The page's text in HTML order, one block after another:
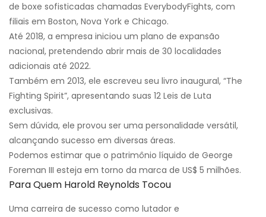
de boxe sofisticadas chamadas EverybodyFights, com
filiais em Boston, Nova York e Chicago.
Até 2018, a empresa iniciou um plano de expansão
nacional, pretendendo abrir mais de 30 localidades
adicionais até 2022.
Também em 2013, ele escreveu seu livro inaugural, “The
Fighting Spirit”, apresentando suas 12 Leis de Luta
exclusivas.
Sem dúvida, ele provou ser uma personalidade versátil,
alcançando sucesso em diversas áreas.
Podemos estimar que o patrimônio líquido de George
Foreman III esteja em torno da marca de US$ 5 milhões.
Para Quem Harold Reynolds Tocou
Uma carreira de sucesso como lutador e